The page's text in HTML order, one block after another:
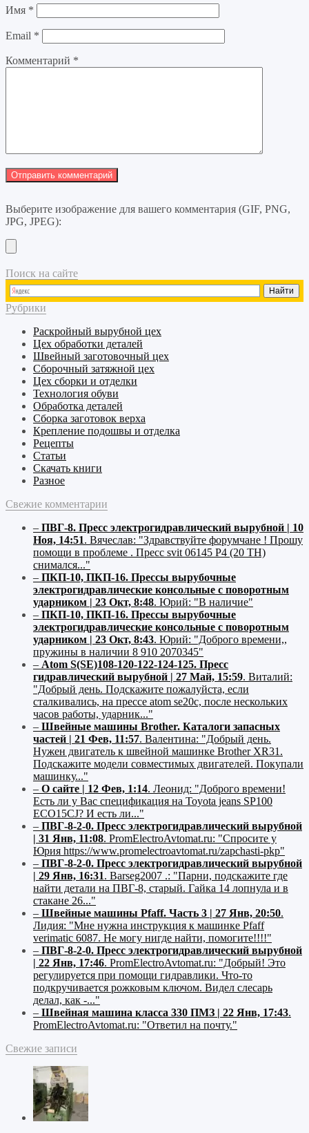
Имя *
Email *
Комментарий *
Выберите изображение для вашего комментария (GIF, PNG,
JPG, JPEG):
Поиск на сайте
Рубрики
Раскройный вырубной цех
Цех обработки деталей
Швейный заготовочный цех
Сборочный затяжной цех
Цех сборки и отделки
Технология обуви
Обработка деталей
Сборка заготовок верха
Крепление подошвы и отделка
Рецепты
Статьи
Скачать книги
Разное
Свежие комментарии
– ПВГ-8. Пресс электрогидравлический вырубной | 10
Ноя, 14:51. Вячеслав: "Здравствуйте форумчане ! Прошу
помощи в проблеме . Пресс svit 06145 P4 (20 ТН)
снимался..."
– ПКП-10, ПКП-16. Прессы вырубочные
электрогидравлические консольные с поворотным
ударником | 23 Окт, 8:48. Юрий: "В наличие"
– ПКП-10, ПКП-16. Прессы вырубочные
электрогидравлические консольные с поворотным
ударником | 23 Окт, 8:43. Юрий: "Доброго времени,,
пружины в наличии 8 910 2070345"
– Atom S(SE)108-120-122-124-125. Пресс
гидравлический вырубной | 27 Май, 15:59. Виталий:
"Добрый день. Подскажите пожалуйста, если
сталкивались, на прессе atom se20c, после нескольких
часов работы, ударник..."
– Швейные машины Brother. Каталоги запасных
частей | 21 Фев, 11:57. Валентина: "Добрый день.
Нужен двигатель к швейной машинке Brother XR31.
Подскажите модели совместимых двигателей. Покупали
машинку..."
– О сайте | 12 Фев, 1:14. Леонид: "Доброго времени!
Есть ли у Вас спецификация на Toyota jeans SP100
ECO15CJ? И есть ли..."
– ПВГ-8-2-0. Пресс электрогидравлический вырубной
| 31 Янв, 11:08. PromElectroAvtomat.ru: "Спросите у
Юрия https://www.promelectroavtomat.ru/zapchasti-pkp"
– ПВГ-8-2-0. Пресс электрогидравлический вырубной
| 29 Янв, 16:31. Barseg2007 .: "Парни, подскажите где
найти детали на ПВГ-8, старый. Гайка 14 лопнула и в
стакане 26..."
– Швейные машины Pfaff. Часть 3 | 27 Янв, 20:50.
Лидия: "Мне нужна инструкция к машинке Pfaff
verimatic 6087. Не могу нигде найти, помогите!!!!"
– ПВГ-8-2-0. Пресс электрогидравлический вырубной
| 22 Янв, 17:46. PromElectroAvtomat.ru: "Добрый! Это
регулируется при помощи гидравлики. Что-то
подкручивается рожковым ключом. Видел слесарь
делал, как -..."
– Швейная машина класса 330 ПМЗ | 22 Янв, 17:43.
PromElectroAvtomat.ru: "Ответил на почту."
Свежие записи